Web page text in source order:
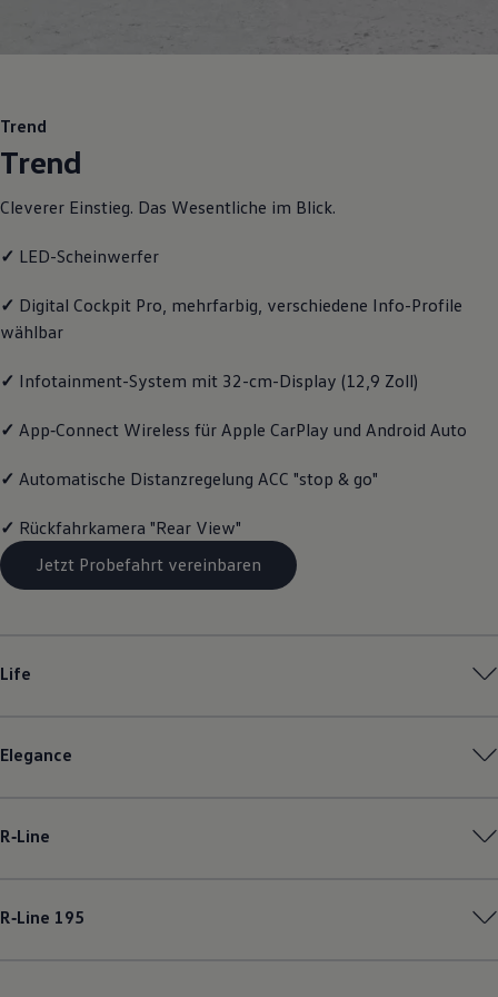
Pannen- und Unfallhilfe
Entertainment und Elektronik
Individualisieren
Digitale Extras
Volkswagen Apps, Login und Shop
Handy und Fahrzeug verbinden
Vorgängermodelle
Kundeninformationen
Warn- und Kontrollleuchten
Digitale Betriebsanleitung
Magazin
Lifestyle
Transport
Familie
Trend
Trend
Cleverer Einstieg. Das Wesentliche im Blick.
✓ LED-Scheinwerfer
✓ Digital Cockpit Pro, mehrfarbig, verschiedene Info-Profile
wählbar
✓ Infotainment-System mit 32-cm-Display (12,9 Zoll)
✓ App‑Connect Wireless für Apple CarPlay und Android Auto
✓ Automatische Distanzregelung ACC "stop & go"
✓ Rückfahrkamera "Rear View"
Jetzt Probefahrt vereinbaren
Life
Elegance
R‑Line
R‑Line 195